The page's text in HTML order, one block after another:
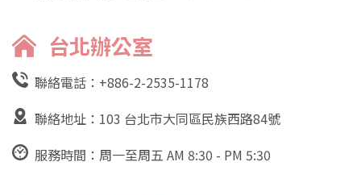
台北辦公室
聯絡電話： +886-2-2535-1178
聯絡地址：103 台北市大同區民族西路84號
服務時間：周一至周五 AM 8:30 - PM 5:30